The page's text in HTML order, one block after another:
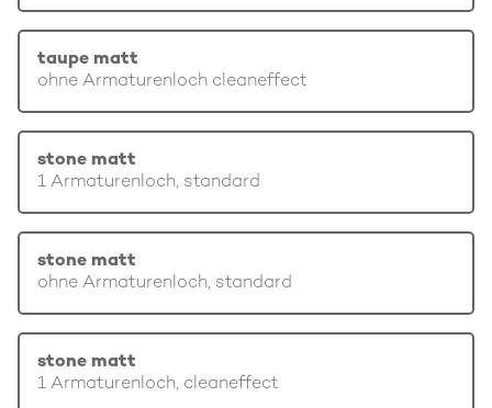
taupe matt
ohne Armaturenloch cleaneffect
stone matt
1 Armaturenloch, standard
stone matt
ohne Armaturenloch, standard
stone matt
1 Armaturenloch, cleaneffect